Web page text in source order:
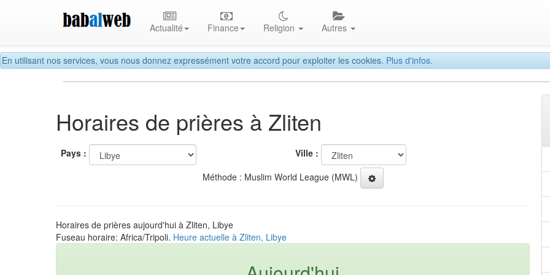
En utilisant nos services, vous nous donnez expressément votre accord pour exploiter les cookies. Plus d'infos.
Actualité Finance Religion Autres
Horaires de prières à Zliten
Pays :
Ville :
Méthode : Muslim World League (MWL)
Horaires de prières aujourd'hui à Zliten, Libye
Fuseau horaire: Africa/Tripoli. Heure actuelle à Zliten, Libye